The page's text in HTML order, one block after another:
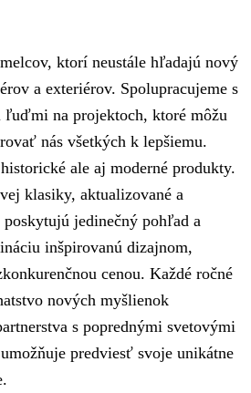
ktorí neustále hľadajú nový
a exteriérov. Spolupracujeme s
ľuďmi na projektoch, ktoré môžu
nás všetkých k lepšiemu.
ale aj moderné produkty.
klasiky, aktualizované a
jedinečný pohľad a
inšpirovanú dizajnom,
cenou. Každé ročné
nových myšlienok
s poprednými svetovými
predviesť svoje unikátne